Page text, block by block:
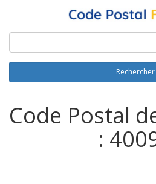
Rechercher
Code Postal
: